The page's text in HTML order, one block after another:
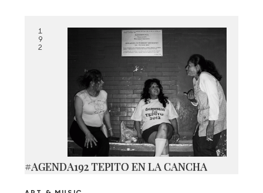
1
9
2
#AGENDA192 TEPITO EN LA CANCHA